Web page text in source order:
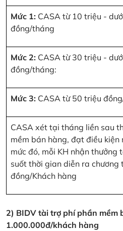
Mức 1: CASA từ 10 triệu -
đồng/tháng
Mức 2: CASA từ 30 triệu -
đồng/tháng:
Mức 3: CASA từ 50 triệu
CASA xét tại tháng liền sau
mềm bán hàng, đạt điều kiện
mức đó, mỗi KH nhận thưởng
suốt thời gian diễn ra chương
đồng/Khách hàng
2) BIDV tài trợ phí phần mềm
1.000.000đ/khách hàng